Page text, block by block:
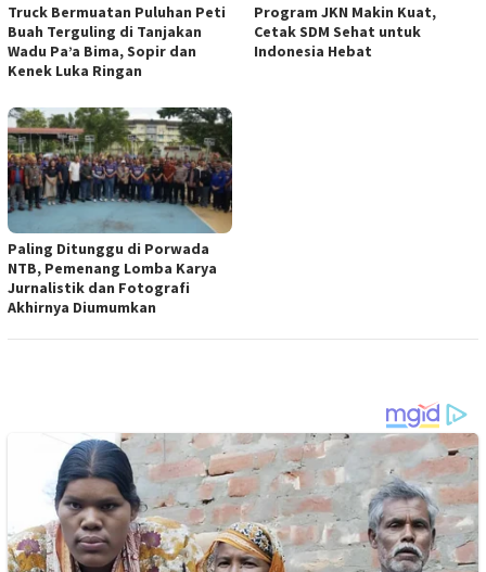
Truck Bermuatan Puluhan Peti
Buah Terguling di Tanjakan
Wadu Pa’a Bima, Sopir dan
Kenek Luka Ringan
Program JKN Makin Kuat,
Cetak SDM Sehat untuk
Indonesia Hebat
Paling Ditunggu di Porwada
NTB, Pemenang Lomba Karya
Jurnalistik dan Fotografi
Akhirnya Diumumkan